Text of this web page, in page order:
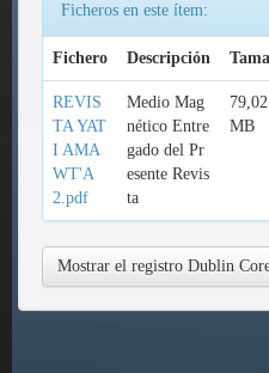
Ficheros en este ítem:
Fichero Descripción
REVIS
TA YAT
I AMA
WT'A
2.pdf
Medio Mag
nético Entre
gado del Pr
esente Revis
ta
79,02
MB
Mostrar el registro Dublin